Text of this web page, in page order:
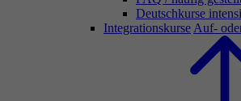
Deutschkurse
Integrationskurse Auf-